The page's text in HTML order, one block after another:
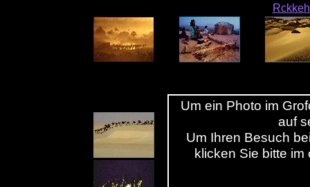
Um ein Photo im
auf
Um Ihren Besuch
klicken Sie bitte